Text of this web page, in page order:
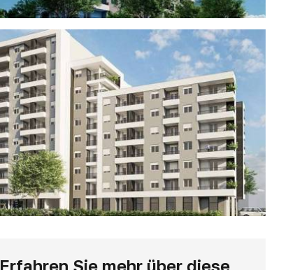
Erfahren Sie mehr über diese